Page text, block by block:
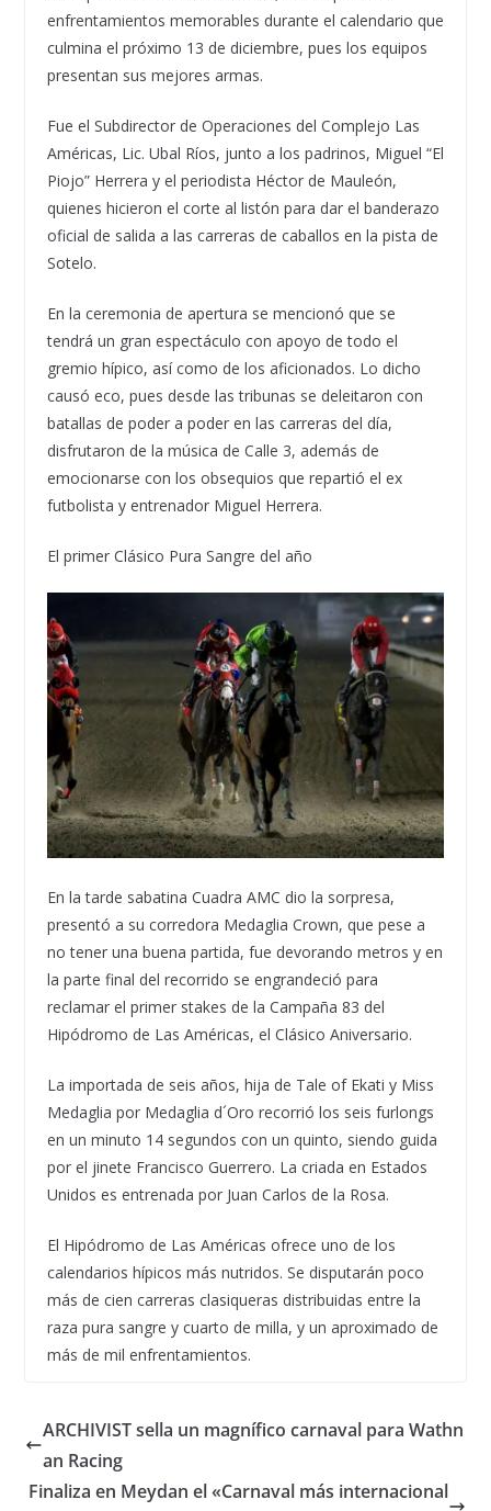
enfrentamientos memorables durante el calendario que
culmina el próximo 13 de diciembre, pues los equipos
presentan sus mejores armas.
Fue el Subdirector de Operaciones del Complejo Las
Américas, Lic. Ubal Ríos, junto a los padrinos, Miguel “El
Piojo” Herrera y el periodista Héctor de Mauleón,
quienes hicieron el corte al listón para dar el banderazo
oficial de salida a las carreras de caballos en la pista de
Sotelo.
En la ceremonia de apertura se mencionó que se
tendrá un gran espectáculo con apoyo de todo el
gremio hípico, así como de los aficionados. Lo dicho
causó eco, pues desde las tribunas se deleitaron con
batallas de poder a poder en las carreras del día,
disfrutaron de la música de Calle 3, además de
emocionarse con los obsequios que repartió el ex
futbolista y entrenador Miguel Herrera.
El primer Clásico Pura Sangre del año
En la tarde sabatina Cuadra AMC dio la sorpresa,
presentó a su corredora Medaglia Crown, que pese a
no tener una buena partida, fue devorando metros y en
la parte final del recorrido se engrandeció para
reclamar el primer stakes de la Campaña 83 del
Hipódromo de Las Américas, el Clásico Aniversario.
La importada de seis años, hija de Tale of Ekati y Miss
Medaglia por Medaglia d´Oro recorrió los seis furlongs
en un minuto 14 segundos con un quinto, siendo guida
por el jinete Francisco Guerrero. La criada en Estados
Unidos es entrenada por Juan Carlos de la Rosa.
El Hipódromo de Las Américas ofrece uno de los
calendarios hípicos más nutridos. Se disputarán poco
más de cien carreras clasiqueras distribuidas entre la
raza pura sangre y cuarto de milla, y un aproximado de
más de mil enfrentamientos.
ARCHIVIST sella un magnífico carnaval para Wathn
an Racing
Finaliza en Meydan el «Carnaval más internacional